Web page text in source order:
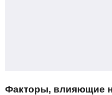
Факторы, влияющие